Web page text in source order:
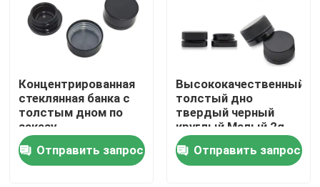
Дом
Продукты
Концентрированная
стеклянная банка с
толстым дном по
заказу
Отправить запрос
Высококачественный
толстый дно
твердый черный
круглый Малый 2g
5ml 9ml 1 грамм 7ml
концентрированный
банка с
Отправить запрос